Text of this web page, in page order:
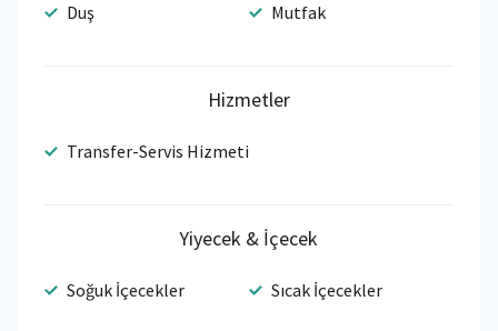
Duş Mutfak
Hizmetler
Transfer-Servis Hizmeti
Yiyecek & İçecek
Soğuk İçecekler Sıcak İçecekler